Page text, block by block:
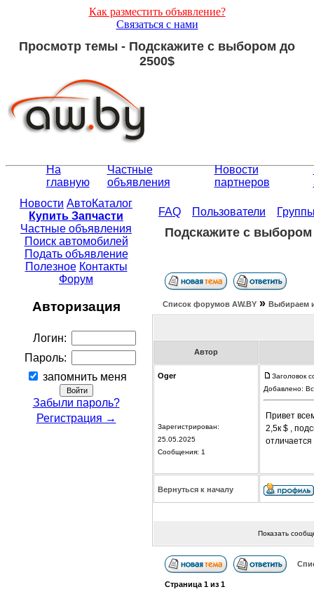
Как разместить объявление?
Связаться с нами
Просмотр темы - Подскажите с выбором до
2500$
На
главную
Частные
объявления
Новости
партнеров
Новости АвтоКаталог
Купить Запчасти
Частные объявления
Поиск автомобилей
Подать объявление
Полезное Контакты
Форум
Авторизация
Логин:
Пароль:
запомнить меня
Забыли пароль?
Регистрация →
FAQ Пользователи
Подскажите с выбором
Список форумов АW.BY » Выбираем
Автор
Oger
Зарегистрирован:
25.05.2025
Сообщения: 1
Заголовок
Добавлено:
Привет
2,5к $ ,
отличается
Вернуться к началу
Показать
Страница 1из 1